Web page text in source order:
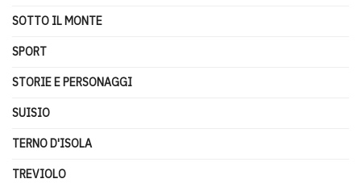
SOTTO IL MONTE
SPORT
STORIE E PERSONAGGI
SUISIO
TERNO D'ISOLA
TREVIOLO